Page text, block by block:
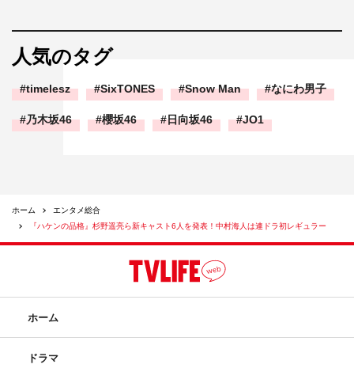
＜伊東四朗 コメント＞
続編もののドラマに出演させていただくのは初めての経験
なので、出演が決まった時は嬉しかったですし、純粋に楽
しみです。篠原さんや小泉さんなどお久しぶりの方もいれ
人気のタグ
timelesz SixTONES Snow Man なにわ男子
乃木坂46 櫻坂46 日向坂46 JO1
ホーム
エンタメ総合
『ハケンの品格』杉野遥亮ら新キャスト6人を発表！中村海人は連ドラ初レギュラー
ホーム
ドラマ